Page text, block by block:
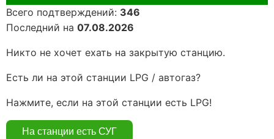
Всего подтверждений: 346
Последний на 07.08.2026
Никто не хочет ехать на закрытую станцию.
Есть ли на этой станции LPG / автогаз?
Нажмите, если на этой станции есть LPG!